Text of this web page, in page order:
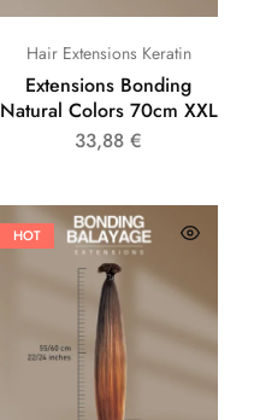
Hair Extensions Keratin
Extensions Bonding
Natural Colors 70cm XXL
33,88€
HOT